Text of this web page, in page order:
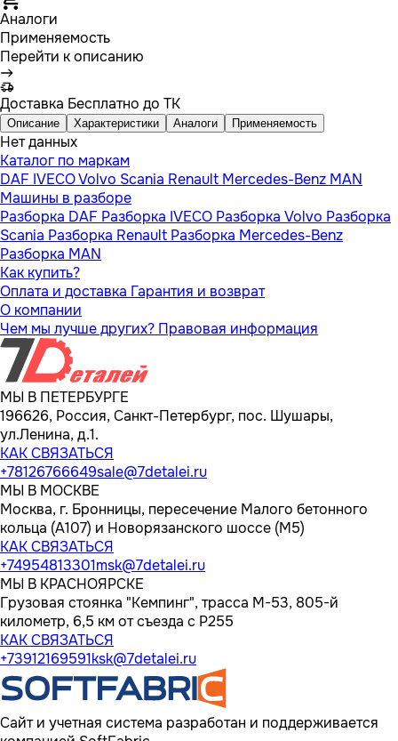
Аналоги
Применяемость
Перейти к описанию
Доставка Бесплатно до ТК
Описание Характеристики Аналоги Применяемость
Нет данных
Каталог по маркам
DAF IVECOVolvo Scania Renault Mercedes-Benz MAN
Машины в разборе
Разборка DAF Разборка IVECO Разборка Volvo Разборка
Scania Разборка Renault Разборка Mercedes-Benz
Разборка MAN
Как купить?
Оплата и доставка Гарантия и возврат
О компании
Чем мы лучше других? Правовая информация
МЫ В ПЕТЕРБУРГЕ
196626, Россия, Санкт-Петербург, пос. Шушары,
ул.Ленина, д.1.
КАК СВЯЗАТЬСЯ
+78126766649sale@7detalei.ru
МЫ В МОСКВЕ
Москва, г. Бронницы, пересечение Малого бетонного
кольца (А107) и Новорязанского шоссе (М5)
КАК СВЯЗАТЬСЯ
+74954813301msk@7detalei.ru
МЫ В КРАСНОЯРСКЕ
Грузовая стоянка "Кемпинг", трасса M-53, 805-й
километр, 6,5 км от съезда с Р255
КАК СВЯЗАТЬСЯ
+73912169591ksk@7detalei.ru
Сайт и учетная система разработан и поддерживается